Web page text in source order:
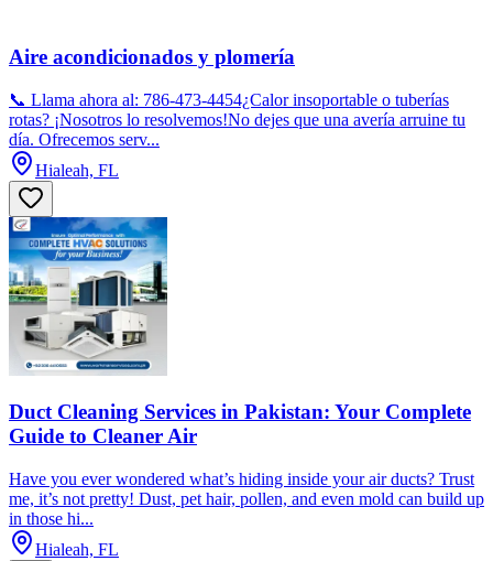
Aire acondicionados y plomería
​📞 Llama ahora al: 786-473-4454​¿Calor insoportable o tuberías
rotas? ¡Nosotros lo resolvemos!​No dejes que una avería arruine tu
día. Ofrecemos serv...
Hialeah, FL
Duct Cleaning Services in Pakistan: Your Complete
Guide to Cleaner Air
Have you ever wondered what’s hiding inside your air ducts? Trust
me, it’s not pretty! Dust, pet hair, pollen, and even mold can build up
in those hi...
Hialeah, FL